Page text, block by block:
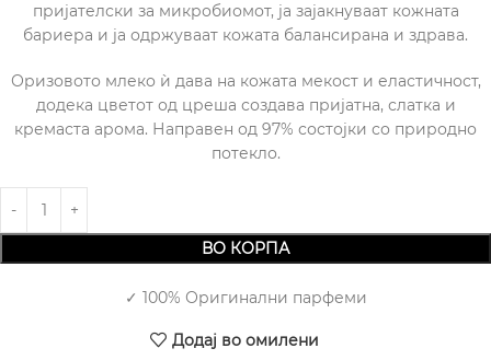
пријателски за микробиомот, ја зајакнуваат кожната
бариера и ја одржуваат кожата балансирана и здрава.
Оризовото млеко ѝ дава на кожата мекост и еластичност,
додека цветот од цреша создава пријатна, слатка и
кремаста арома. Направен од 97% состојки со природно
потекло.
ВО КОРПА
✓ 100% Оригинални парфеми
Додај во омилени